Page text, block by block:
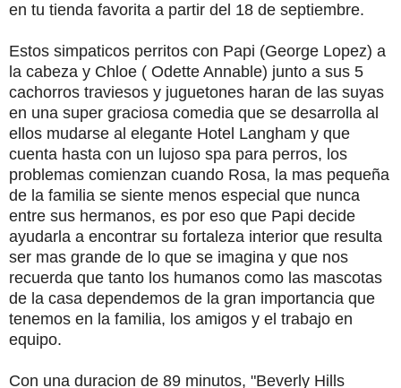
en tu tienda favorita a partir del 18 de septiembre.
Estos simpaticos perritos con Papi (George Lopez) a
la cabeza y Chloe ( Odette Annable) junto a sus 5
cachorros traviesos y juguetones haran de las suyas
en una super graciosa comedia que se desarrolla al
ellos mudarse al elegante Hotel Langham y que
cuenta hasta con un lujoso spa para perros, los
problemas comienzan cuando Rosa, la mas pequeña
de la familia se siente menos especial que nunca
entre sus hermanos, es por eso que Papi decide
ayudarla a encontrar su fortaleza interior que resulta
ser mas grande de lo que se imagina y que nos
recuerda que tanto los humanos como las mascotas
de la casa dependemos de la gran importancia que
tenemos en la familia, los amigos y el trabajo en
equipo.
Con una duracion de 89 minutos, "Beverly Hills